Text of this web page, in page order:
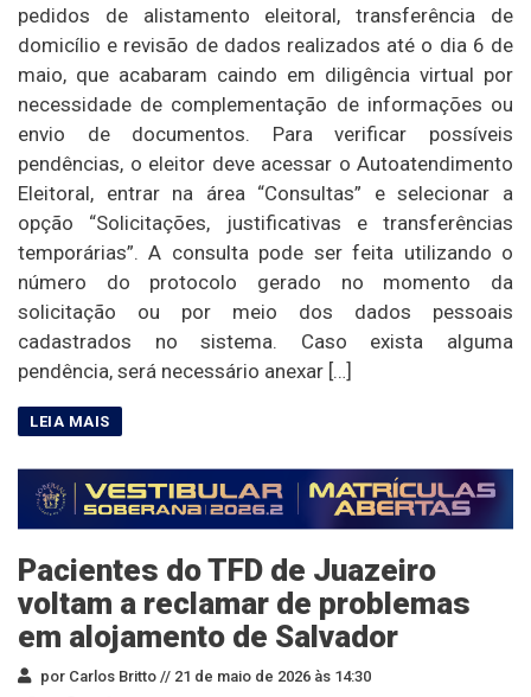
pedidos de alistamento eleitoral, transferência de
domicílio e revisão de dados realizados até o dia 6 de
maio, que acabaram caindo em diligência virtual por
necessidade de complementação de informações ou
envio de documentos. Para verificar possíveis
pendências, o eleitor deve acessar o Autoatendimento
Eleitoral, entrar na área “Consultas” e selecionar a
opção “Solicitações, justificativas e transferências
temporárias”. A consulta pode ser feita utilizando o
número do protocolo gerado no momento da
solicitação ou por meio dos dados pessoais
cadastrados no sistema. Caso exista alguma
pendência, será necessário anexar […]
Pacientes do TFD de Juazeiro
voltam a reclamar de problemas
em alojamento de Salvador
por Carlos Britto // 21 de maio de 2026 às 14:30